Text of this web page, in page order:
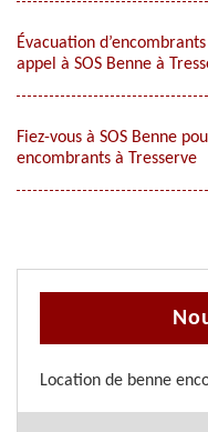
Évacuation
appel à SOS Benne à
Fiez-vous à SOS Benne
encombrants à Tresserve
Location de benne